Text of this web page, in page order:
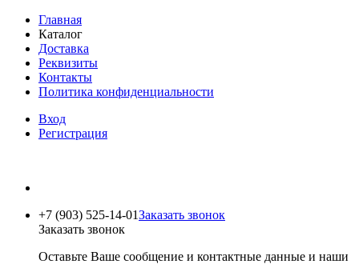
Главная
Каталог
Доставка
Реквизиты
Контакты
Политика конфиденциальности
Вход
Регистрация
+7 (903) 525-14-01Заказать звонок
Заказать звонок
Оставьте Ваше сообщение и контактные данные и наши